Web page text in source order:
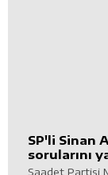
SP'li Sinan
sorularını
Saadet Partisi